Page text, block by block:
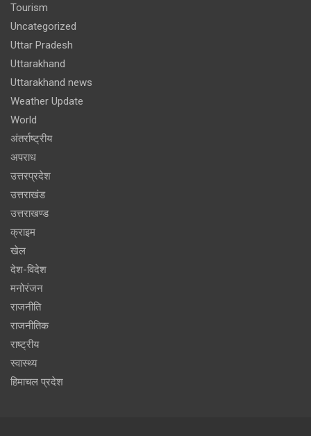
Tourism
Uncategorized
Uttar Pradesh
Uttarakhand
Uttarakhand news
Weather Update
World
अंतर्राष्ट्रीय
अपराध
उत्तरप्रदेश
उत्तराखंड
उत्तराखण्ड
क्राइम
खेल
देश-विदेश
मनोरंजन
राजनीति
राजनीतिक
राष्ट्रीय
स्वास्थ्य
हिमाचल प्रदेश